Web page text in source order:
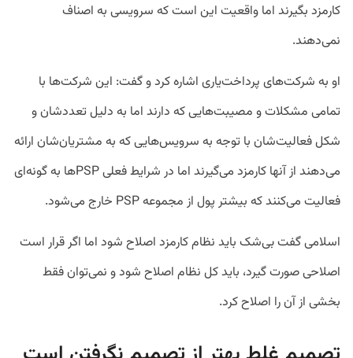
کارمزد بگیرند اما واقعیت این است که سرویسی به اصناف
نمی‌دهند.
او به شرکت‌های پرداخت‌یاری اشاره کرد و گفت: این شرکت‌ها با
تمامی مشکلات و مصیبت‌هایی که دارند اما به دلیل تعددشان و
شکل فعالیت‌شان با توجه به سرویس‌هایی که به مشتریان‌شان ارائه
می‌دهند از آنها کارمزد می‌گیرند اما در شرایط فعلی PSPها به گونه‌ای
فعالیت می‌کنند که بیشتر پول از مجموعه PSP خارج می‌شود.
اسلامی گفت بی‌شک باید نظام کارمزد اصلاح شود اما اگر قرار است
اصلاحی صورت گیرد، باید کل نظام اصلاح شود و نمی‌توان فقط
بخشی از آن را اصلاح کرد.